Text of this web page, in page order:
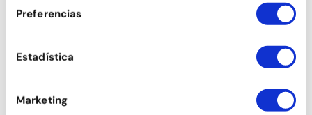
Preferencias
Estadística
Marketing